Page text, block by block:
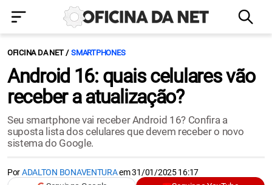
OFICINA DA NET SMARTPHONES
Android 16: quais celulares vão
receber a atualização?
Seu smartphone vai receber Android 16? Confira a
suposta lista dos celulares que devem receber o novo
sistema do Google.
PorADALTON BONAVENTURAem31/01/2025 16:17